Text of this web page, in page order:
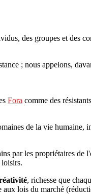
des groupes et des
; nous appelons,
Fora comme des
de la vie humaine,
par les propriétaires de
, richesse que
lois du marché